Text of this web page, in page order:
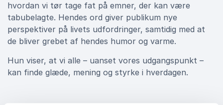
hvordan vi tør tage fat på emner, der kan være
tabubelagte. Hendes ord giver publikum nye
perspektiver på livets udfordringer, samtidig med at
de bliver grebet af hendes humor og varme.
Hun viser, at vi alle – uanset vores udgangspunkt –
kan finde glæde, mening og styrke i hverdagen.